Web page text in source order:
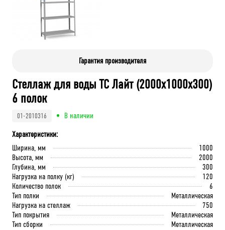
Гарантия производителя
Стеллаж для воды ТС Лайт (2000x1000x300)
6 полок
01-2010316
В наличии
Характеристики:
Ширина, мм
1000
Высота, мм
2000
Глубина, мм
300
Нагрузка на полку (кг)
120
Количество полок
6
Тип полки
Металлическая
Нагрузка на стеллаж
750
Тип покрытия
Металлическая
Тип сборки
Металлическая